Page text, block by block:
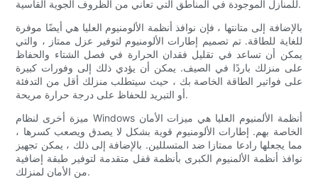
للمنازل الموجودة في المناطق التي تعاني من الظروف الجوية القاسية.
بالإضافة إلى متانتها ، فإن نوافذ أنظمة الألومنيوم العليا هي أيضًا موفرة
للغاية للطاقة. تم تصميم إطارات الألومنيوم لتوفير عزل ممتاز ، والتي
يمكن أن تساعد في تقليل فقدان الحرارة في فصل الشتاء والحفاظ
على منزلك باردًا في الصيف. يمكن أن يؤدي ذلك إلى وفورات كبيرة
على فواتير الطاقة الخاصة بك ، حيث سيتطلب منزلك أقل من التدفئة
أو التبريد للحفاظ على درجة حرارة مريحة.
ميزة أخرى لنظام Windows أنظمة الألمنيوم العليا هي ميزات الأمان
الخاصة بهم. إطارات الألومنيوم قوية بشكل لا يصدق ويصعب كسرها ،
مما يجعلها رادعا ممتازا ضد المتسللين. بالإضافة إلى ذلك ، يمكن تجهيز
نوافذ أنظمة الألمنيوم الكبرى بأنظمة قفل متقدمة لتوفير طبقة إضافية
من الأمان لمنزلك.